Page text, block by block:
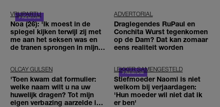
VRIJPARTIJ
Noa (26): 'Ik moest in de
spiegel kijken terwijl zij met
me aan het seksen was en
de tranen sprongen in mijn
ADVERTORIAL
Draglegendes RuPaul en
Conchita Wurst tegenkomen
op de Dam? Dat kan zomaar
eens realiteit worden
OLCAY GULSEN
'Toen kwam dat formulier:
welke naam wilt u na uw
huwelijk dragen? Tot mijn
eigen verbazing aarzelde ik
LEKKER SAMENGESTELD
Stiefmoeder Naomi is niet
welkom bij verjaardagen:
'Hun moeder wil niet dat ik
er ben'